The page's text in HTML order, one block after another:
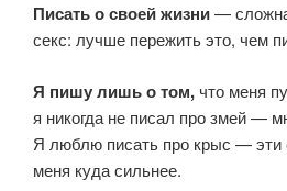
Писать о своей жизни—
секс: лучше пережить это, чем
Я пишу лишь о том, что меня
я никогда не писал про змей —
Я люблю писать про крыс — эти
меня куда сильнее.